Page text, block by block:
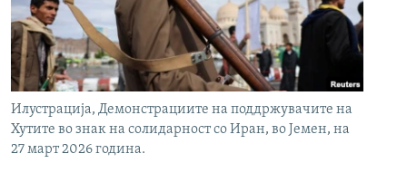
Илустрација, Демонстрациите на поддржувачите на
Хутите во знак на солидарност со Иран, во Јемен, на
27 март 2026 година.